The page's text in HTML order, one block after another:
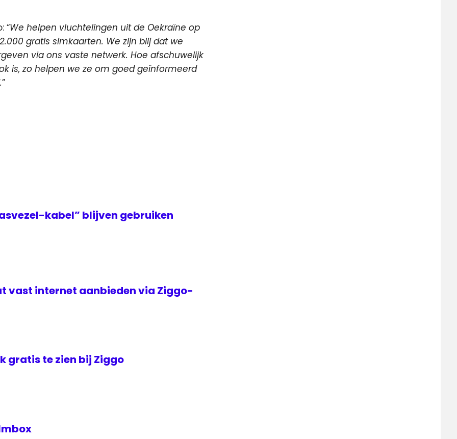
“We helpen vluchtelingen uit de Oekraïne op
gratis simkaarten. We zijn blij dat we
via ons vaste netwerk. Hoe afschuwelijk
is, zo helpen we ze om goed geïnformeerd
”
kabel” blijven gebruiken
vast internet aanbieden via Ziggo-
gratis te zien bij Ziggo